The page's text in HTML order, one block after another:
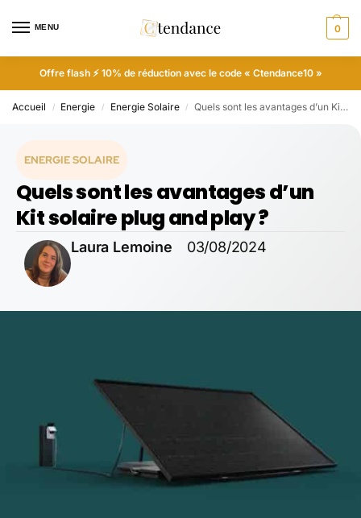
MENU 0
Offre flash ⚡ 10% de réduction avec le code « Ctendance10 »
Accueil / Energie / Energie Solaire / Quels sont les avantages d’un Kit solaire plug and play ?
ENERGIE SOLAIRE
Quels sont les avantages d’un
Kit solaire plug and play ?
Laura Lemoine 03/08/2024